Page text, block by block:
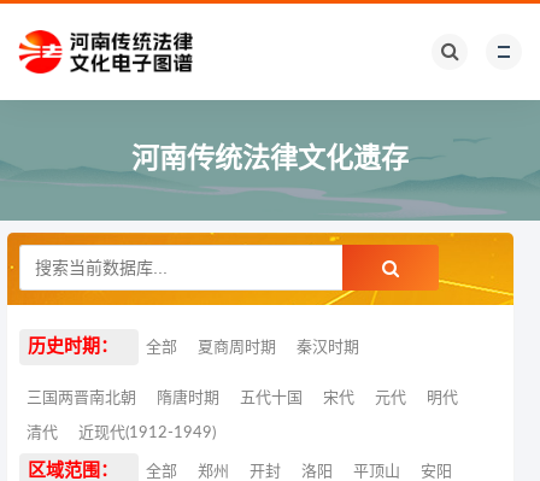
河南传统法律文化遗存
历史时期： 全部 夏商周时期 秦汉时期
三国两晋南北朝 隋唐时期 五代十国 宋代 元代 明代
清代 近现代(1912-1949)
区域范围： 全部 郑州 开封 洛阳 平顶山 安阳